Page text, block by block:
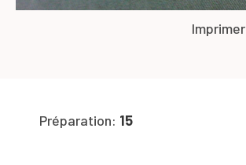
Imprimer
Préparation: 15